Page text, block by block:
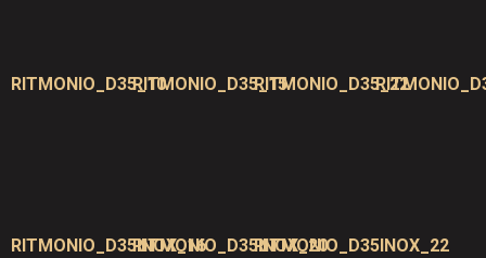
RITMONIO_D35_10RITMONIO_D35_15RITMONIO_D35_22
RITMONIO_D35INOX_16RITMONIO_D35INOX_20RITMONIO_D35INOX_22